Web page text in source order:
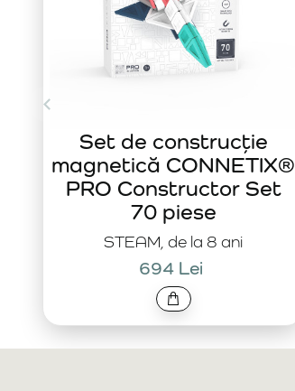
STEAM, de la 8 ani
Set de construcție
magnetică CONNETIX®
PRO Constructor Set
70 piese
694 Lei